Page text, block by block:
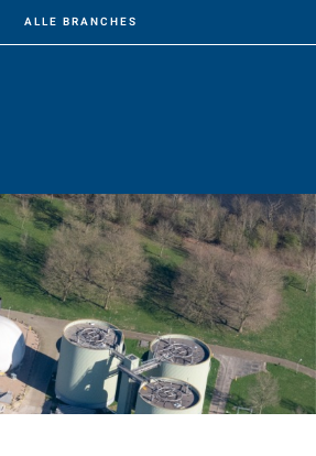
ALLE BRANCHES